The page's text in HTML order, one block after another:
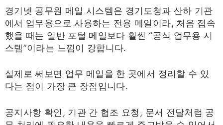
경기넷 공무원 메일 시스템은 경기도청과 산하 기관
에서 업무용으로 사용하는 전용 메일이라, 처음 접속
했을 때는 일반 포털 메일보다 훨씬 “공식 업무용 시
스템”이라는 느낌이 강합니다.
실제로 써보면 업무 메일을 한 곳에서 정리할 수 있
다는 점이 가장 큰 장점입니다.
공지사항 확인, 기관 간 협조 요청, 문서 전달처럼 공